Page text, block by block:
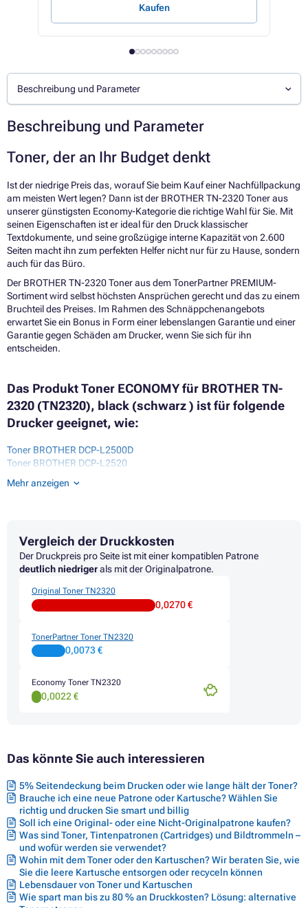
Kaufen
Beschreibung und Parameter
Beschreibung und Parameter
Toner, der an Ihr Budget denkt
Ist der niedrige Preis das, worauf Sie beim Kauf einer Nachfüllpackung
am meisten Wert legen? Dann ist der BROTHER TN-2320 Toner aus
unserer günstigsten Economy-Kategorie die richtige Wahl für Sie. Mit
seinen Eigenschaften ist er ideal für den Druck klassischer
Textdokumente, und seine großzügige interne Kapazität von 2.600
Seiten macht ihn zum perfekten Helfer nicht nur für zu Hause, sondern
auch für das Büro.
Der BROTHER TN-2320 Toner aus dem TonerPartner PREMIUM-
Sortiment wird selbst höchsten Ansprüchen gerecht und das zu einem
Bruchteil des Preises. Im Rahmen des Schnäppchenangebots
erwartet Sie ein Bonus in Form einer lebenslangen Garantie und einer
Garantie gegen Schäden am Drucker, wenn Sie sich für ihn
entscheiden.
Das Produkt Toner ECONOMY für BROTHER TN-
2320 (TN2320), black (schwarz ) ist für folgende
Drucker geeignet, wie:
Toner BROTHER DCP-L2500D
Toner BROTHER DCP-L2520
Toner BROTHER DCP-L2520DW
Toner BROTHER DCP-L2540DN
Toner BROTHER DCP-L2560DN
Toner BROTHER DCP-L2560DW
Toner BROTHER DCP-L2700DW
Toner BROTHER HL-2365DW
Toner BROTHER HL-L2300D
Toner BROTHER HL-L2321D
Toner BROTHER HL-L2340DW
Toner BROTHER HL-L2360DN
Toner BROTHER HL-L2361DN
Toner BROTHER HL-L2365DW
Toner BROTHER MFC-L2700DW
Toner BROTHER MFC-L2701
Toner BROTHER MFC-L2703DW
Toner BROTHER MFC-L2720DW
Toner BROTHER MFC-L2740CW
Toner BROTHER MFC-L2740DW
Mehr anzeigen
Vergleich der Druckkosten
Der Druckpreis pro Seite ist mit einer kompatiblen Patrone
deutlich niedrigerals mit der Originalpatrone.
Original Toner TN2320
0,0270 €
TonerPartner Toner TN2320
0,0073 €
Economy Toner TN2320
0,0022 €
Das könnte Sie auch interessieren
5% Seitendeckung beim Drucken oder wie lange hält der Toner?
Brauche ich eine neue Patrone oder Kartusche? Wählen Sie
richtig und drucken Sie smart und billig
Soll ich eine Original- oder eine Nicht-Originalpatrone kaufen?
Was sind Toner, Tintenpatronen (Cartridges) und Bildtrommeln –
und wofür werden sie verwendet?
Wohin mit dem Toner oder den Kartuschen? Wir beraten Sie, wie
Sie die leere Kartusche entsorgen oder recyceln können
Lebensdauer von Toner und Kartuschen
Wie spart man bis zu 80 % an Druckkosten? Lösung: alternative